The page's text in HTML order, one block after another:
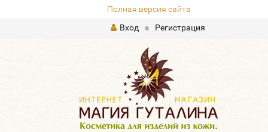
Полная версия сайта
Вход
Регистрация